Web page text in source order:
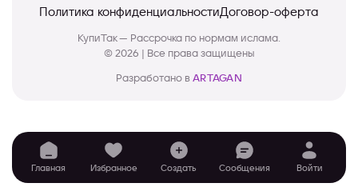
Политика конфиденциальностиДоговор-оферта
КупиТак — Рассрочка по нормам ислама.
© 2026 | Все права защищены
Разработано в ARTAGAN
Главная Избранное Создать Сообщения Войти